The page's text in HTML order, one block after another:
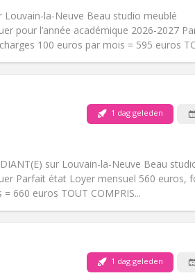
Louvain-la-Neuve Beau studio meublé
pour l’année académique 2026-2027
100 euros par mois = 595 euros
Andere
Sfeer:Rustig
1 dag geleden
sur Louvain-la-Neuve Beau
Parfait état Loyer mensuel 560 euros,
660 euros TOUT COMPRIS...
Andere
Sfeer:Ernstig
Huisdieren:Nee
1 dag geleden
Huisdieren:Nee